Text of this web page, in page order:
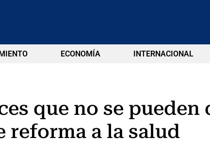
ECONOMÍA INTERNACIONAL
que no se pueden
reforma a la salud